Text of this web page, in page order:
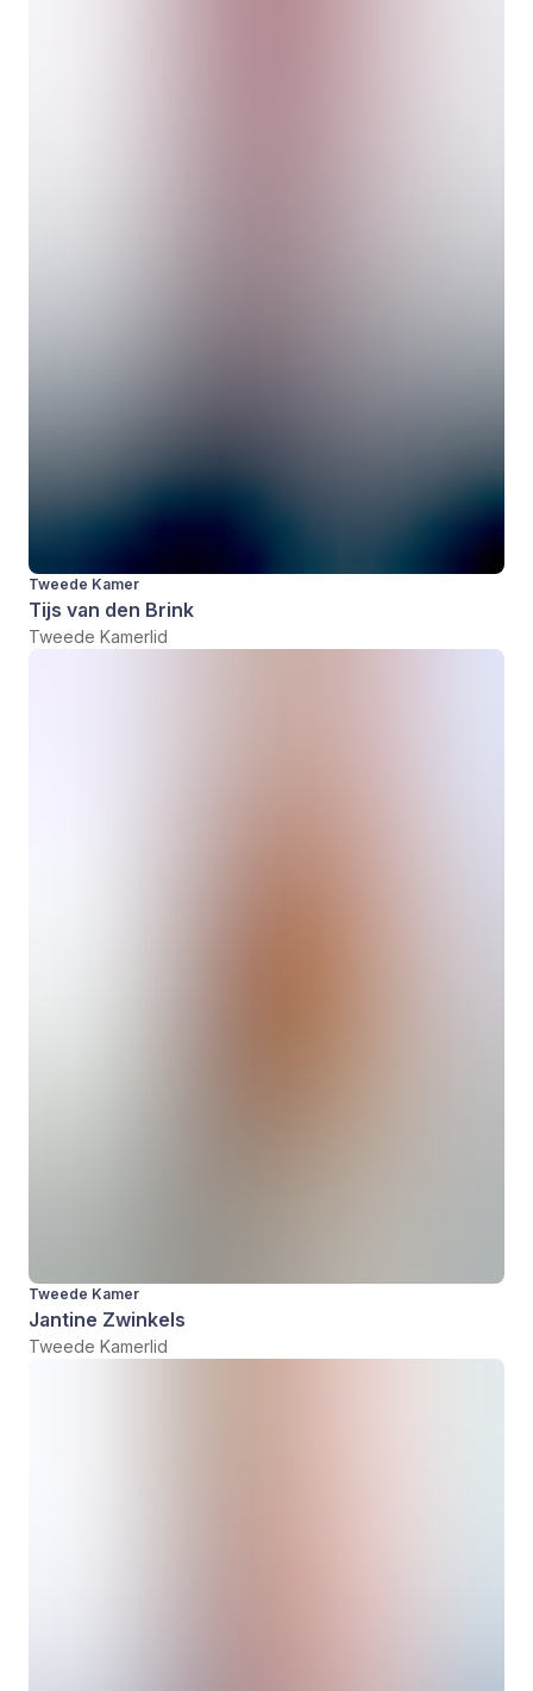
Tweede Kamer
Tijs van den Brink
Tweede Kamerlid
Tweede Kamer
Jantine Zwinkels
Tweede Kamerlid